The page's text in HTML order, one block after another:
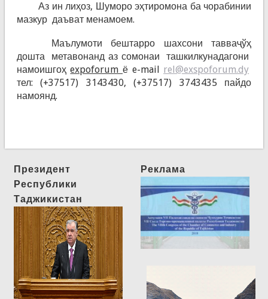
Аз ин лиҳоз, Шуморо эҳтиромона ба чорабинии
мазкур даъват менамоем.
Маълумоти бештарро шахсони тавваҷўҳ
дошта метавонанд аз сомонаи ташкилкунадагони
намоишгоҳexpoforum ё e-mail rel@exspoforum.dy
тел: (+37517) 3143430, (+37517) 3743435 пайдо
намоянд.
Президент
Республики
Таджикистан
Реклама